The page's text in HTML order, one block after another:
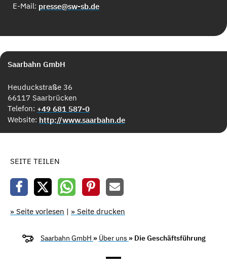
E-Mail: presse@sw-sb.de
Saarbahn GmbH
Heuduckstraße 36
66117 Saarbrücken
Telefon: +49 681 587-0
Website: http://www.saarbahn.de
SEITE TEILEN
» Seite vorlesen | » Seite drucken
Saarbahn GmbH » Über uns » Die Geschäftsführung